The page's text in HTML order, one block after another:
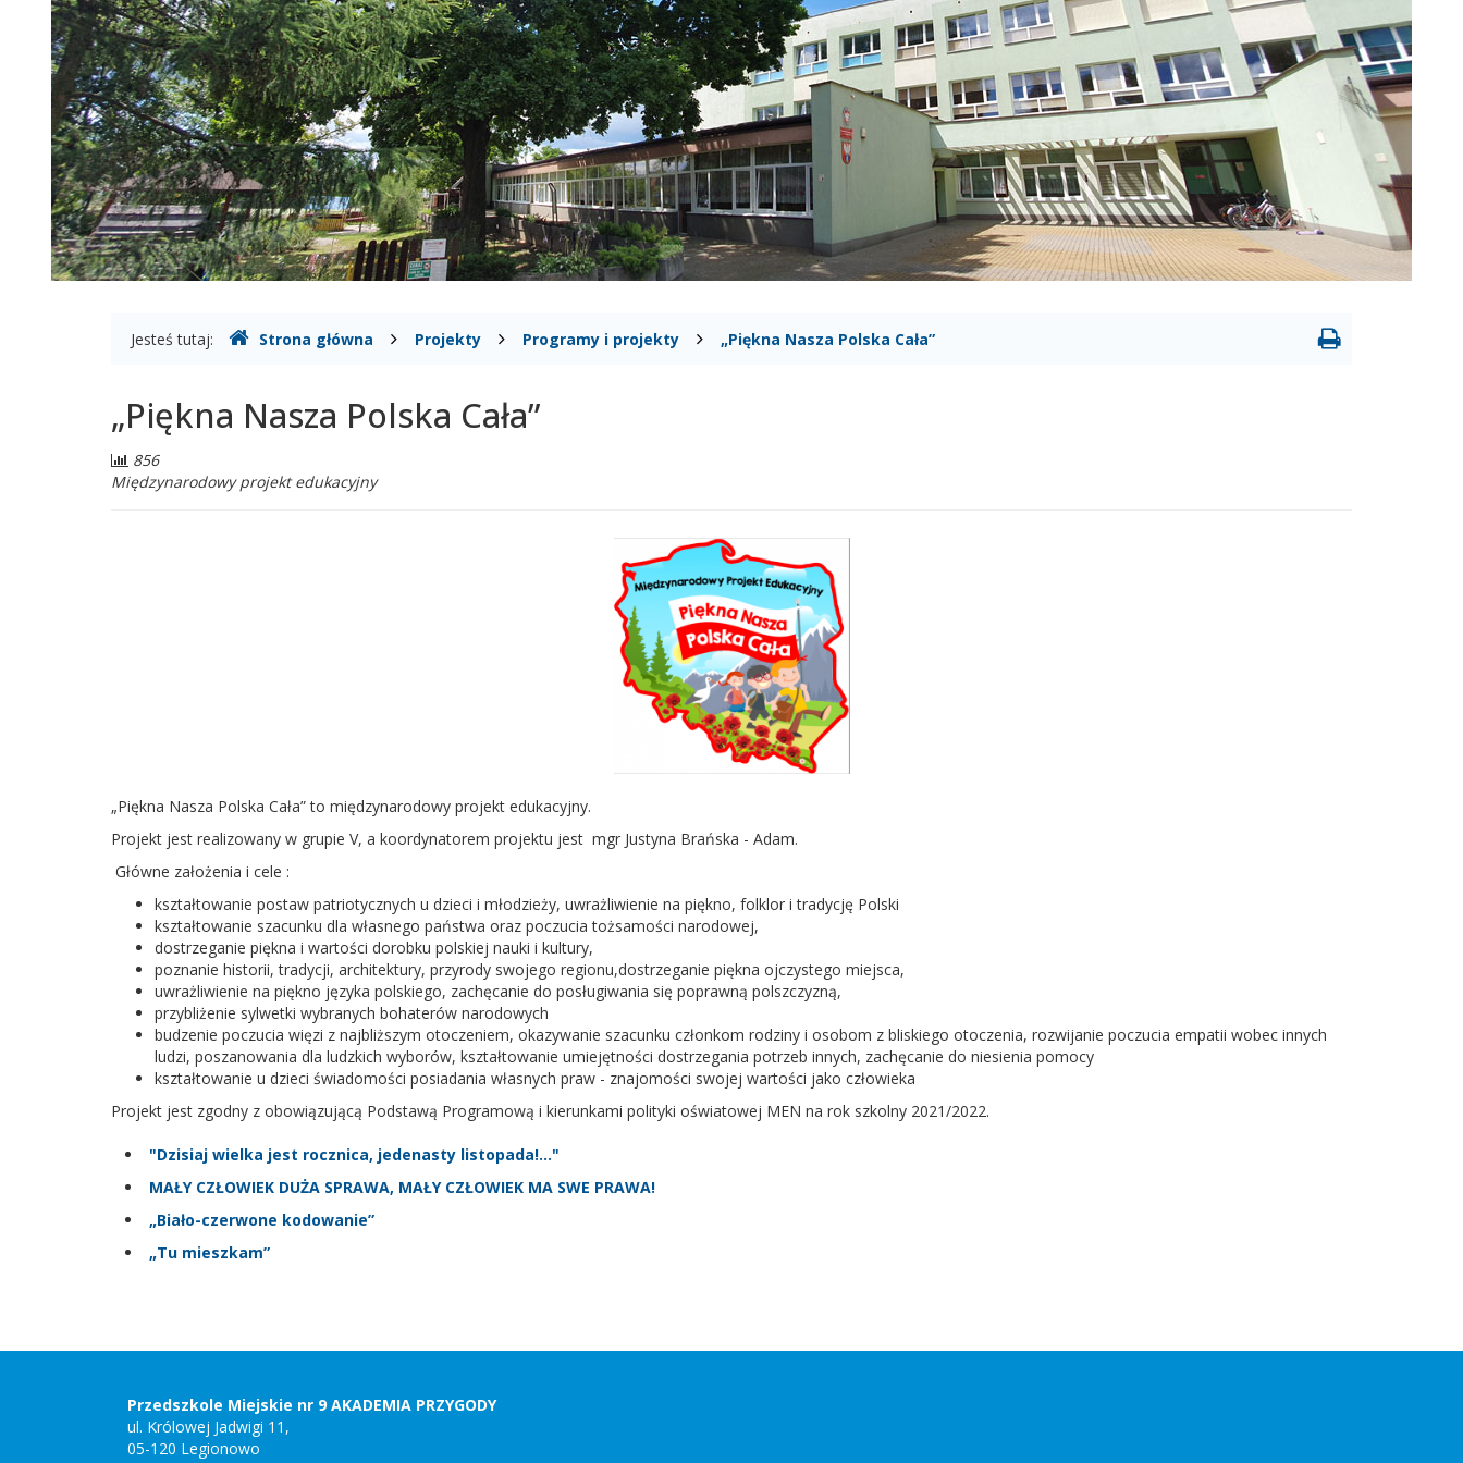
Gdzie
Jesteś tutaj: Strona główna Projekty Programy i projekty „Piękna Nasza Polska Cała”
Drukowanie
„Piękna Nasza Polska Cała”
Liczba
odwiedzających:
856
Międzynarodowy projekt edukacyjny
„Piękna Nasza Polska Cała” to międzynarodowy projekt edukacyjny.
Projekt jest realizowany w grupie V, a koordynatorem projektu jest mgr Justyna Brańska - Adam.
Główne założenia i cele :
kształtowanie postaw patriotycznych u dzieci i młodzieży, uwrażliwienie na piękno, folklor i tradycję Polski
kształtowanie szacunku dla własnego państwa oraz poczucia tożsamości narodowej,
dostrzeganie piękna i wartości dorobku polskiej nauki i kultury,
poznanie historii, tradycji, architektury, przyrody swojego regionu,dostrzeganie piękna ojczystego miejsca,
uwrażliwienie na piękno języka polskiego, zachęcanie do posługiwania się poprawną polszczyzną,
przybliżenie sylwetki wybranych bohaterów narodowych
budzenie poczucia więzi z najbliższym otoczeniem, okazywanie szacunku członkom rodziny i osobom z bliskiego otoczenia, rozwijanie poczucia empatii wobec innych
ludzi, poszanowania dla ludzkich wyborów, kształtowanie umiejętności dostrzegania potrzeb innych, zachęcanie do niesienia pomocy
kształtowanie u dzieci świadomości posiadania własnych praw - znajomości swojej wartości jako człowieka
Projekt jest zgodny z obowiązującą Podstawą Programową i kierunkami polityki oświatowej MEN na rok szkolny 2021/2022.
"Dzisiaj wielka jest rocznica, jedenasty listopada!…"
MAŁY CZŁOWIEK DUŻA SPRAWA, MAŁY CZŁOWIEK MA SWE PRAWA!
„Biało-czerwone kodowanie”
„Tu mieszkam”
Adres
kontakt
Przedszkole Miejskie nr 9 AKADEMIA PRZYGODY
ul. Królowej Jadwigi 11,
05-120 Legionowo